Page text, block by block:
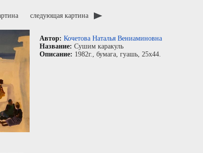
следующая картина
Автор: Кочетова Наталья Вениаминовна
Название: Сушим каракуль
Описание: 1982г., бумага, гуашь, 25x44.